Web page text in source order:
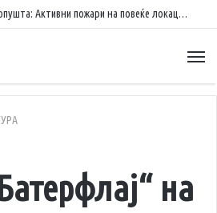
Топлотниот бран не попушта: Активни пожари на повеќе локации низ државата
на